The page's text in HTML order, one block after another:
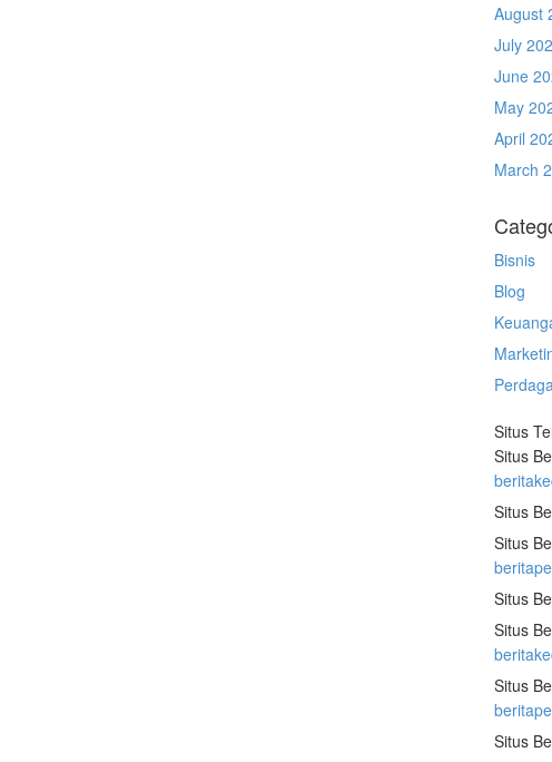
August
July
June
May
April
March
Bisnis
Blog
Situs
Situs
Situs
Situs
Situs
Situs
Situs
Situs